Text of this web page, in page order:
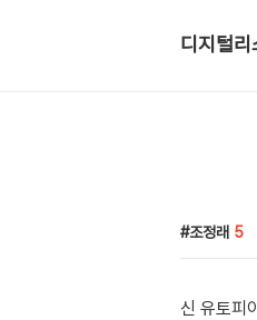
디지털
조정래 5
신 유토피